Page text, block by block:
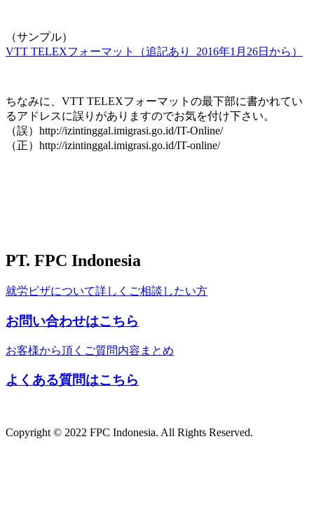
（サンプル）
VTT TELEXフォーマット（追記あり_2016年1月26日から）
ちなみに、VTT TELEXフォーマットの最下部に書かれてい
るアドレスに誤りがありますのでお気を付け下さい。
（誤）http://izintinggal.imigrasi.go.id/IT-Online/
（正）http://izintinggal.imigrasi.go.id/IT-online/
PT. FPC Indonesia
就労ビザについて詳しくご相談したい方
お問い合わせはこちら
お客様から頂くご質問内容まとめ
よくある質問はこちら
Copyright © 2022 FPC Indonesia. All Rights Reserved.